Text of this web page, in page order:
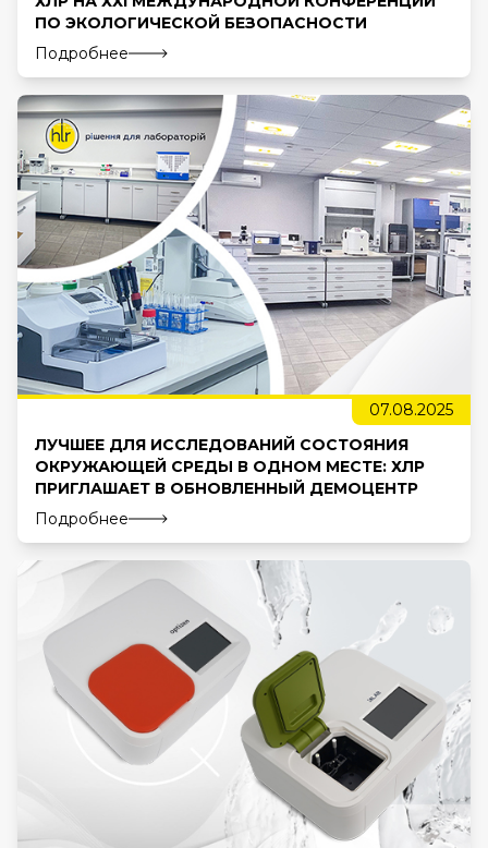
ПО ЭКОЛОГИЧЕСКОЙ БЕЗОПАСНОСТИ
Подробнее
07.08.2025
ЛУЧШЕЕ ДЛЯ ИССЛЕДОВАНИЙ СОСТОЯНИЯ
ОКРУЖАЮЩЕЙ СРЕДЫ В ОДНОМ МЕСТЕ: ХЛР
ПРИГЛАШАЕТ В ОБНОВЛЕННЫЙ ДЕМОЦЕНТР
Подробнее